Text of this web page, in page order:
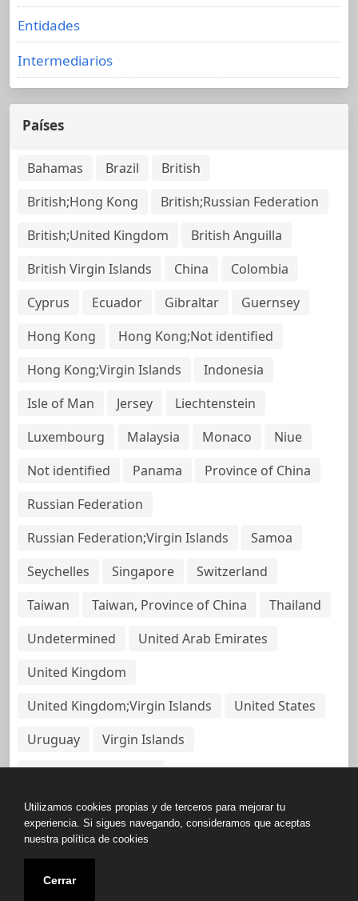
Entidades
Intermediarios
Países
Bahamas Brazil
British
British;Hong Kong
British;Russian Federation
British;United Kingdom
British Anguilla
British Virgin Islands
China
Colombia
Cyprus
Ecuador Gibraltar
Guernsey
Hong Kong
Hong Kong;Not identified
Hong Kong;Virgin Islands
Indonesia
Isle of Man
Jersey
Liechtenstein
Luxembourg
Malaysia Monaco
Niue
Not identified
Panama
Province of China
Russian Federation
Russian Federation;Virgin Islands
Samoa
Seychelles
Singapore
Switzerland
Taiwan
Taiwan, Province of China
Thailand
Undetermined
United Arab Emirates
United Kingdom
United Kingdom;Virgin Islands
United States
Uruguay
Virgin Islands
Virgin Islands, British
Copyright © All rights reserved.
Utilizamos cookies propias y de terceros para mejorar tu
experiencia. Si sigues navegando, consideramos que aceptas
nuestra política de cookies
Cerrar